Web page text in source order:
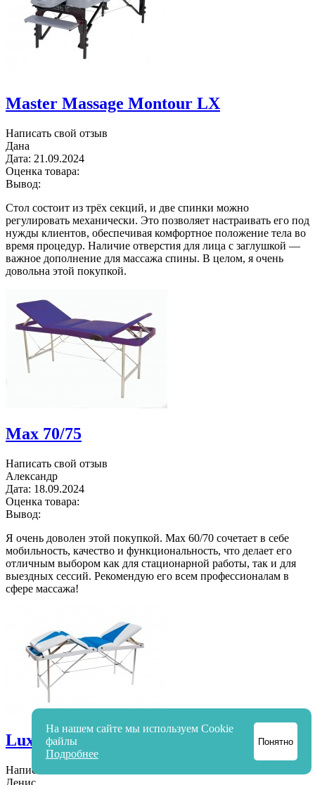
Master Massage Montour LX
Написать свой отзыв
Дана
Дата: 21.09.2024
Оценка товара:
Вывод:
Стол состоит из трёх секций, и две спинки можно
регулировать механически. Это позволяет настраивать его под
нужды клиентов, обеспечивая комфортное положение тела во
время процедур. Наличие отверстия для лица с заглушкой —
важное дополнение для массажа спины. В целом, я очень
довольна этой покупкой.
Max 70/75
Написать свой отзыв
Александр
Дата: 18.09.2024
Оценка товара:
Вывод:
Я очень доволен этой покупкой. Max 60/70 сочетает в себе
мобильность, качество и функциональность, что делает его
отличным выбором как для стационарной работы, так и для
выездных сессий. Рекомендую его всем профессионалам в
сфере массажа!
Lux 60/75
Написать свой отзыв
На нашем сайте мы используем Cookie
файлы
Подробнее
Понятно